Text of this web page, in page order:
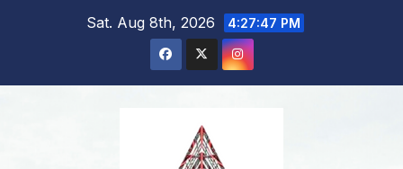
Sat. Aug 8th, 2026 4:27:48 PM